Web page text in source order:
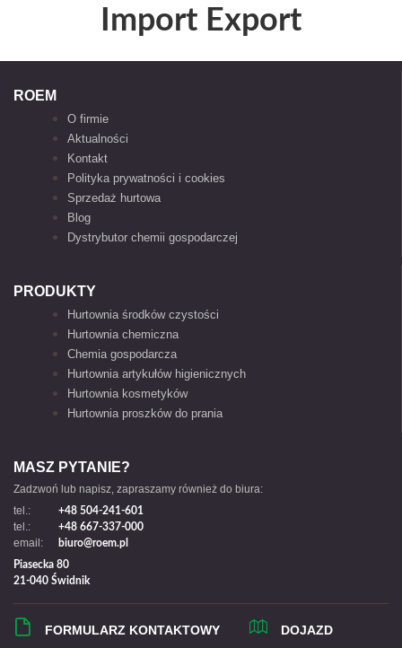
Import Export
ROEM
O firmie
Aktualności
Kontakt
Polityka prywatności i cookies
Sprzedaż hurtowa
Blog
Dystrybutor chemii gospodarczej
PRODUKTY
Hurtownia środków czystości
Hurtownia chemiczna
Chemia gospodarcza
Hurtownia artykułów higienicznych
Hurtownia kosmetyków
Hurtownia proszków do prania
MASZ PYTANIE?
Zadzwoń lub napisz, zapraszamy również do biura:
tel.:
+48 504-241-601
tel.: +48 667-337-000
email:
biuro@roem.pl
Piasecka 80
21-040 Świdnik
FORMULARZ KONTAKTOWY DOJAZD